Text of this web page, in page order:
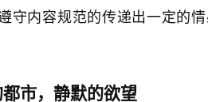
守内容规范的传递出一定的
市，静默的欲望